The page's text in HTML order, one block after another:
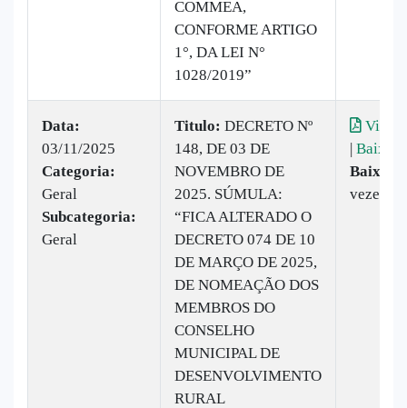
COMMEA,
CONFORME ARTIGO
1°, DA LEI N°
1028/2019”
Data:
03/11/2025
Categoria:
Geral
Subcategoria:
Geral
Titulo: DECRETO Nº
148, DE 03 DE
NOVEMBRO DE
2025. SÚMULA:
“FICA ALTERADO O
DECRETO 074 DE 10
DE MARÇO DE 2025,
DE NOMEAÇÃO DOS
MEMBROS DO
CONSELHO
MUNICIPAL DE
DESENVOLVIMENTO
RURAL
| Baixar
vezes